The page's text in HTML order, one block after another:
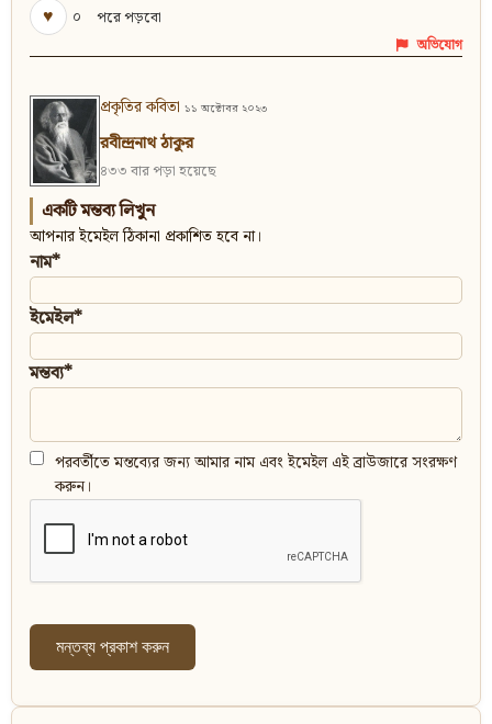
♥
০ পরে পড়বো
অভিযোগ
প্রকৃতির কবিতা ১১ অক্টোবর ২০২৩
রবীন্দ্রনাথ ঠাকুর
৪৩৩ বার পড়া হয়েছে
একটি মন্তব্য লিখুন
আপনার ইমেইল ঠিকানা প্রকাশিত হবে না।
নাম*
ইমেইল*
মন্তব্য*
পরবর্তীতে মন্তব্যের জন্য আমার নাম এবং ইমেইল এই ব্রাউজারে সংরক্ষণ
করুন।